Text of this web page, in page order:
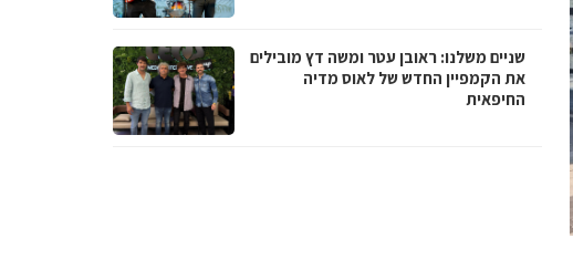
שניים משלנו: ראובן עטר ומשה דץ מובילים
את הקמפיין החדש של לאוס מדיה
החיפאית